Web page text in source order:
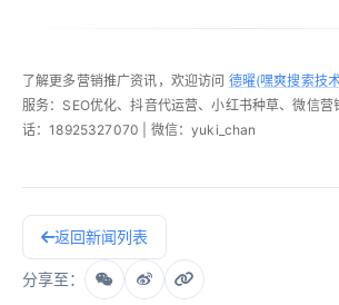
了解更多营销推广资讯，欢迎访问 德曜(嘿爽搜索技
服务：SEO优化、抖音代运营、小红书种草、微信
话：18925327070 | 微信：yuki_chan
返回新闻列表
分享至：